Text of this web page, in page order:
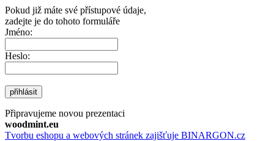
Pokud již máte své přístupové údaje,
zadejte je do tohoto formuláře
Jméno:
Heslo:
přihlásit
Připravujeme novou prezentaci
woodmint.eu
Tvorbu eshopu a webových stránek zajišťuje BINARGON.cz